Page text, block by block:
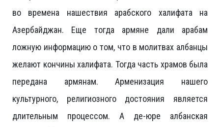
во времена нашествия арабского халифата на
Азербайджан. Еще тогда армяне дали арабам
ложную информацию о том, что в молитвах албанцы
желают кончины халифата. Тогда часть храмов была
передана армянам. Арменизация нашего
культурного, религиозного достояния является
длительным процессом. А де-юре албанская